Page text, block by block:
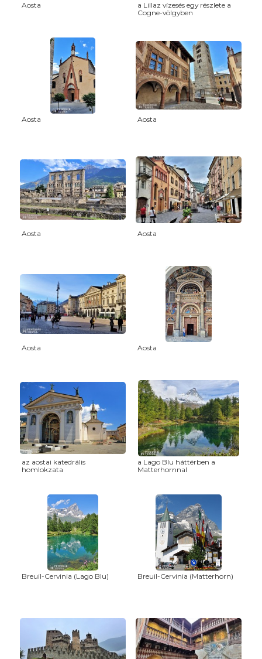
Aosta
a Lillaz vízesés egy részlete a
Cogne-völgyben
Aosta Aosta
Aosta Aosta
Aosta Aosta
az aostai katedrális
homlokzata
a Lago Blu háttérben a
Matterhornnal
Breuil-Cervinia (Lago Blu) Breuil-Cervinia (Matterhorn)